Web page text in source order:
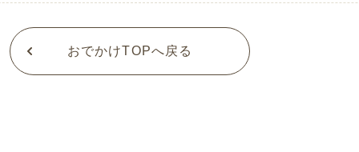
おでかけTOPへ戻る